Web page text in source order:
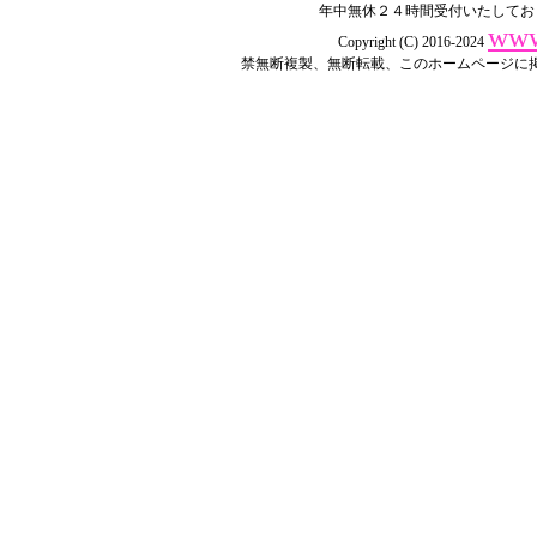
年中無休２４時間受付いたして
Copyright (C) 2016-2024
禁無断複製、無断転載、このホームページ